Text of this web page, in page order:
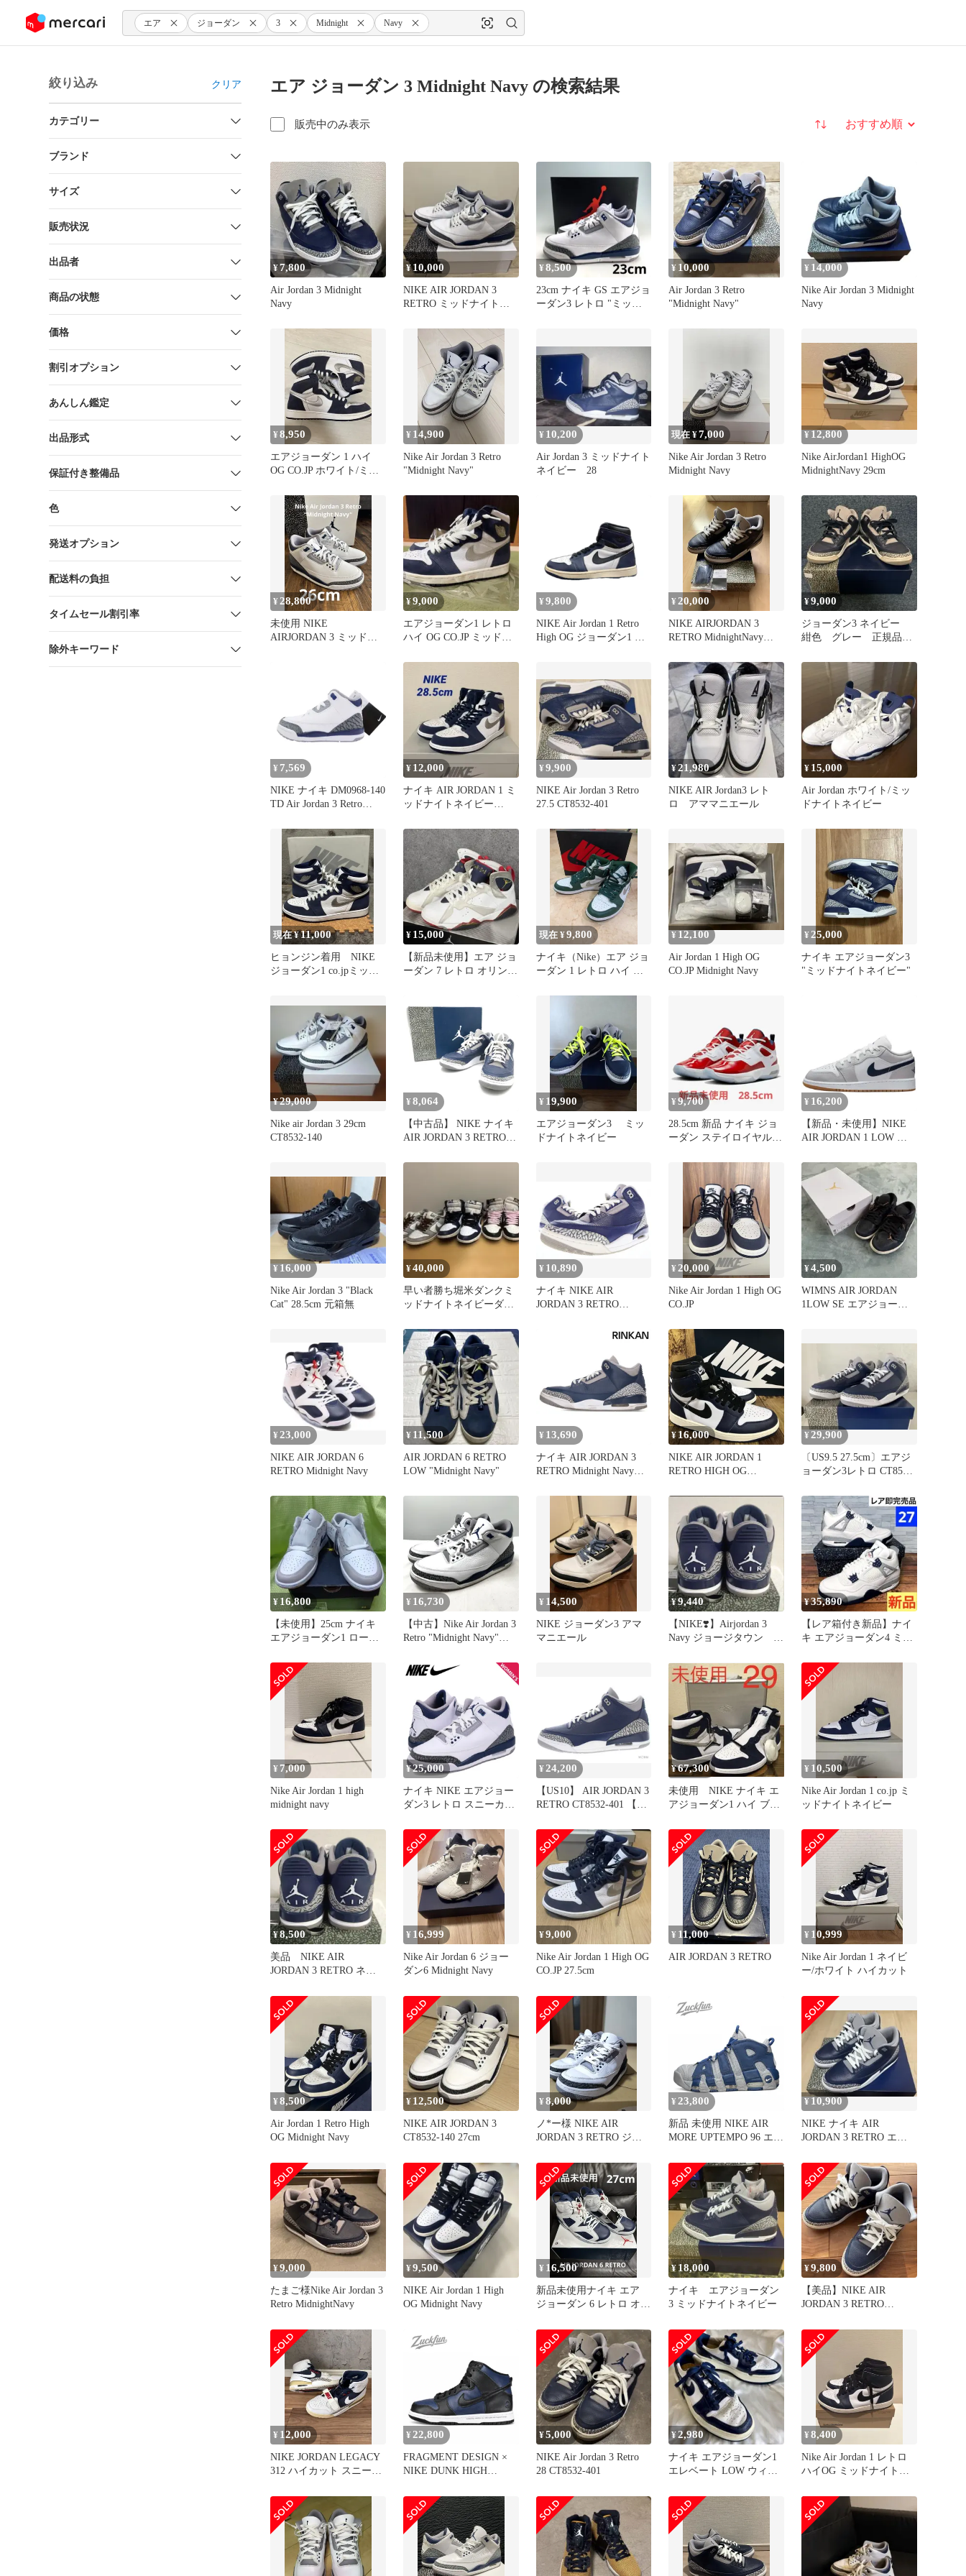
ツにスキップ エア ジョーダン 3 Midnight Navy
絞り込み クリア
カテゴリー
ブランド
サイズ
販売状況
出品者
商品の状態
価格
割引オプション
あんしん鑑定
出品形式
保証付き整備品
色
発送オプション
配送料の負担
タイムセール割引率
除外キーワード
エア ジョーダン 3 Midnight Navy の検索結果
販売中のみ表示 並び替え
¥7,800
Air Jordan 3 Midnight
Navy
¥10,000
NIKE AIR JORDAN 3
RETRO ミッドナイトネ
¥8,500
23cm ナイキ GS エアジョ
ーダン3 レトロ "ミッド
¥ 10,000
Air Jordan 3 Retro
"Midnight Navy"
¥ 14,000
Nike Air Jordan 3 Midnight
Navy
¥8,950
エアジョーダン 1 ハイ
OG CO.JP ホワイト/ミッ
¥ 14,900
Nike Air Jordan 3 Retro
"Midnight Navy"
¥ 10,200
Air Jordan 3 ミッドナイト
ネイビー 28
現在 ¥7,000
Nike Air Jordan 3 Retro
Midnight Navy
¥ 12,800
Nike AirJordan1 HighOG
MidnightNavy 29cm
¥ 28,800
未使用 NIKE
AIRJORDAN 3 ミッドナ
¥9,000
エアジョーダン1 レトロ
ハイ OG CO.JP ミッドナ
¥ 9,800
NIKE Air Jordan 1 Retro
High OG ジョーダン1 ミ
25cm （20522M）
¥ 20,000
NIKE AIRJORDAN 3
RETRO MidnightNavy
¥9,000
ジョーダン3 ネイビー
紺色 グレー 正規品
¥ 7,569
NIKE ナイキ DM0968-140
TD Air Jordan 3 Retro
ダン3 レトロ ミッドナイ
ト ネイビー キッズ スニ
ーカー ホワイト系 ブル
ー系 グレー系 13cm【新
古品】【未使用】【中
古】
¥ 12,000
ナイキ AIR JORDAN 1 ミ
ッドナイトネイビー
¥9,900
NIKE Air Jordan 3 Retro
27.5 CT8532-401
¥21,980
NIKE AIR Jordan3 レト
ロ アママニエール
¥ 15,000
Air Jordan ホワイト/ミッ
ドナイトネイビー
現在 ¥11,000
ヒョンジン着用 NIKE
ジョーダン1 co.jpミッド
¥ 15,000
【新品未使用】エア ジョ
ーダン 7 レトロ オリンピ
現在 ¥9,800
ナイキ（Nike）エア ジョ
ーダン 1 レトロ ハイ ゴ
¥ 12,100
Air Jordan 1 High OG
CO.JP Midnight Navy
¥ 25,000
ナイキ エアジョーダン3
"ミッドナイトネイビー"
¥29,000
Nike air Jordan 3 29cm
CT8532-140
¥ 8,064
【中古品】 NIKE ナイキ
AIR JORDAN 3 RETRO
WHITE CT8532-401 エア
靴 【160-250816-rt-01-
tag】
¥ 19,900
エアジョーダン3 ミッ
ドナイトネイビー
¥9,700
28.5cm 新品 ナイキ ジョ
ーダン ステイロイヤル 3
¥ 16,200
【新品・未使用】NIKE
AIR JORDAN 1 LOW エ
ワイト グレー 白 ネイビ
ー ナイキ スニーカー メ
ンズ レディース AJ1
553560146n
¥16,000
Nike Air Jordan 3 "Black
Cat" 28.5cm 元箱無
¥40,000
早い者勝ち堀米ダンクミ
ッドナイトネイビーダー
¥ 10,890
ナイキ NIKE AIR
JORDAN 3 RETRO
CT8532-401 AJ3 エア ジ
ナイト ネイビー 【ブラ
ンド古着ベクトル】【中
古】 ▲260318
¥ 20,000
Nike Air Jordan 1 High OG
CO.JP
¥4,500
WIMNS AIR JORDAN
1LOW SE エアジョーダ
¥ 23,000
NIKE AIR JORDAN 6
RETRO Midnight Navy
¥ 11,500
AIR JORDAN 6 RETRO
LOW "Midnight Navy"
¥ 13,690
ナイキ AIR JORDAN 3
RETRO Midnight Navy
ン3レトロミッドナイト
ネイビースニーカー メン
ズ 30cm
¥ 16,000
NIKE AIR JORDAN 1
RETRO HIGH OG
エアジョーダン1 レトロ
ハイOG ミッドナイトネ
イビー【F1650-004】
¥ 29,900
〔US9.5 27.5cm〕エアジ
ョーダン3レトロ CT8532-
¥ 16,800
【未使用】25cm ナイキ
エアジョーダン1 ロー
¥ 16,730
【中古】Nike Air Jordan 3
Retro "Midnight Navy"
カー ネイビー ホワイト
ナイキ エアジョーダン
¥ 14,500
NIKE ジョーダン3 アマ
マニエール
¥9,440
【NIKE❣️】Airjordan 3
Navy ジョージタウン 27
¥35,890
【レア箱付き新品】ナイ
キ エアジョーダン4 ミッ
NIKE
¥ 7,000
Nike Air Jordan 1 high
midnight navy
¥25,000
ナイキ NIKE エアジョー
ダン3 レトロ スニーカー
3 RETRO GS DM0967-140
¥ 24,200
【US10】 AIR JORDAN 3
RETRO CT8532-401 【新
¥67,300
未使用 NIKE ナイキ エ
アジョーダン1 ハイ ブリ
¥ 10,500
Nike Air Jordan 1 co.jp ミ
ッドナイトネイビー
¥8,500
美品 NIKE AIR
JORDAN 3 RETRO ネイ
¥ 16,999
Nike Air Jordan 6 ジョー
ダン6 Midnight Navy
¥9,000
Nike Air Jordan 1 High OG
CO.JP 27.5cm
¥ 11,000
AIR JORDAN 3 RETRO
¥ 10,999
Nike Air Jordan 1 ネイビ
ー/ホワイト ハイカット
¥8,500
Air Jordan 1 Retro High
OG Midnight Navy
¥ 12,500
NIKE AIR JORDAN 3
CT8532-140 27cm
¥8,000
ノ*ー様 NIKE AIR
JORDAN 3 RETRO ジョ
¥ 23,800
新品 未使用 NIKE AIR
MORE UPTEMPO 96 エア
レー ネイビー レディー
ス ナイキ スニーカー 24
cm N05500
¥ 10,900
NIKE ナイキ AIR
JORDAN 3 RETRO エア
¥9,000
たまご様Nike Air Jordan 3
Retro MidnightNavy
¥9,500
NIKE Air Jordan 1 High
OG Midnight Navy
¥ 16,500
新品未使用ナイキ エア
ジョーダン 6 レトロ オリ
¥ 18,000
ナイキ エアジョーダン
3 ミッドナイトネイビー
¥9,800
【美品】NIKE AIR
JORDAN 3 RETRO
¥ 12,000
NIKE JORDAN LEGACY
312 ハイカット スニーカ
¥ 22,800
FRAGMENT DESIGN ×
NIKE DUNK HIGH
ザイン × ダンク ハイ カ
ット ブラック ネイビー
黒 メンズ ナイキ スニー
カー 26 cm U06810
¥5,000
NIKE Air Jordan 3 Retro
28 CT8532-401
¥2,980
ナイキ エアジョーダン1
エレベート LOW ウィメ
¥8,400
Nike Air Jordan 1 レトロ
ハイOG ミッドナイトネ